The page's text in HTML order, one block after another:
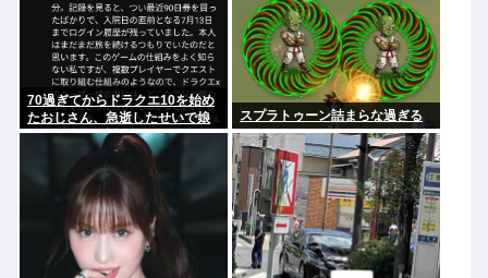
70過ぎてからドラクエ10を始め
たおじさん、急逝したせいで娘
に色々開示されてしまう
スプラトゥーン詰まらな過ぎる